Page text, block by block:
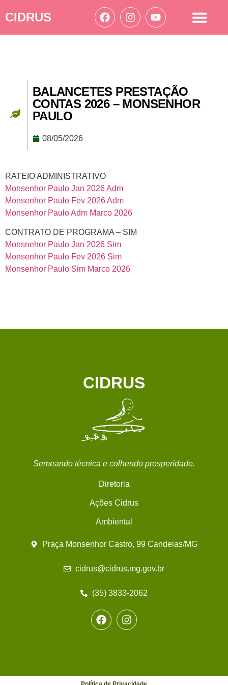
CIDRUS
BALANCETES PRESTAÇÃO
CONTAS 2026 – MONSENHOR
PAULO
08/05/2026
RATEIO ADMINISTRATIVO
Monsenhor Paulo Jan 2026 Adm
Monsenhor Paulo Fev 2026 Adm
Monsenhor Paulo Adm Marco 2026
CONTRATO DE PROGRAMA – SIM
Monsnehor Paulo Jan 2026 Sim
Monsenhor Paulo Fev 2026 Sim
Monsenhor Paulo Sim Marco 2026
CIDRUS
Semeando técnica e colhendo prosperidade.
Diretoria
Ações Cidrus
Ambiental
Praça Monsenhor Castro, 99 Candeias/MG
cidrus@cidrus.mg.gov.br
(35) 3833-2062